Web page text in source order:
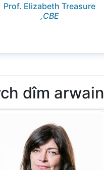
Prof. Elizabeth Treasure
,CBE
dîm arwain